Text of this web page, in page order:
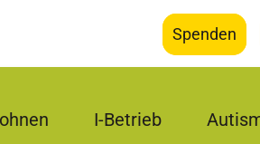
Spenden
I-Betrieb